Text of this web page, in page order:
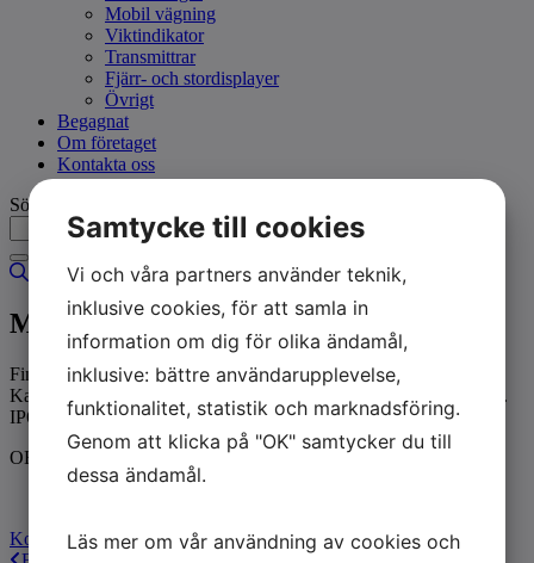
Mobil vägning
Viktindikator
Transmittrar
Fjärr- och stordisplayer
Övrigt
Begagnat
Om företaget
Kontakta oss
Sök
Mcw
Finns i kapacitet från 150 kg till 25 ton.
Kan levereras CE-verifierad i kapaciteter från 150 kg till 6 000 kg.
IP67 rostfri kapsling.
OBS, utgående modell. Finns endast i ett fåtal
Kontakta oss
Samtycke till cookies
Vi och våra partners använder teknik,
inklusive cookies, för att samla in
information om dig för olika ändamål,
inklusive: bättre användarupplevelse,
funktionalitet, statistik och marknadsföring.
Genom att klicka på "OK" samtycker du till
dessa ändamål.
Läs mer om vår användning av cookies och